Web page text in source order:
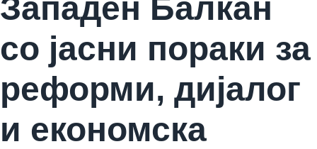
Западен Балкан
со јасни пораки за
реформи, дијалог
и економска